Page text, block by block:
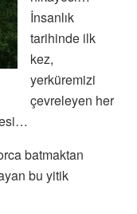
İnsanlık
tarihinde ilk
kez,
yerküremizi
çevreleyen her
batmaktan
bu yitik